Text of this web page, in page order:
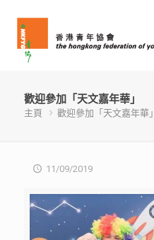
歡迎參加「天文嘉年華」
主頁 歡迎參加「天文嘉年華」
11/09/2019